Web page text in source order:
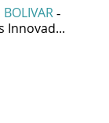
-
Innovad...